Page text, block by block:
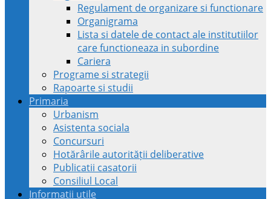
Regulament de organizare si functionare
Organigrama
Lista si datele de contact ale institutiilor
care functioneaza in subordine
Cariera
Programe si strategii
Rapoarte si studii
Primaria
Urbanism
Asistenta sociala
Concursuri
Hotărârile autorității deliberative
Publicatii casatorii
Consiliul Local
Informatii utile